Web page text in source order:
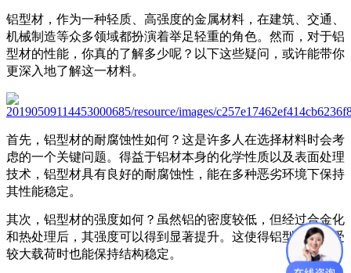
铝型材，作为一种轻质、高强度的金属材料，在建筑、交通、
机械制造等众多领域都扮演着举足轻重的角色。然而，对于铝
型材的性能，你真的了解多少呢？以下这些疑问，或许能带你
更深入地了解这一材料。
首先，铝型材的耐腐蚀性如何？这是许多人在选择材料时会考
虑的一个关键问题。得益于铝材本身的化学性质以及表面处理
技术，铝型材具有良好的耐腐蚀性，能在多种恶劣环境下保持
其性能稳定。
其次，铝型材的强度如何？虽然铝的密度较低，但经过合金化
和热处理后，其强度可以得到显著提升。这使得铝型材在承受
较大载荷时也能保持结构稳定。